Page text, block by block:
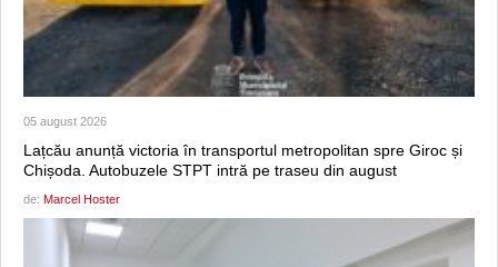
05 august 2026
Lațcău anunță victoria în transportul metropolitan spre Giroc și
Chișoda. Autobuzele STPT intră pe traseu din august
de: Marcel Hoster